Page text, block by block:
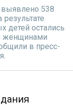
выявлено 538
детей остались
женщинами
в пресс-